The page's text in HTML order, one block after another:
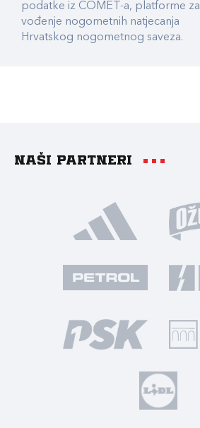
podatke iz COMET-a, platforme za
vođenje nogometnih natjecanja
Hrvatskog nogometnog saveza.
Naši partneri